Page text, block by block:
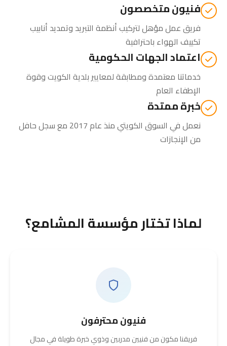
فنيون متخصصون
فريق عمل مؤهل لتركيب أنظمة التبريد وتمديد أنابيب
تكييف الهواء باحترافية
اعتماد الجهات الحكومية
خدماتنا معتمدة ومطابقة لمعايير بلدية الكويت وقوة
الإطفاء العام
خبرة ممتدة
نعمل في السوق الكويتي منذ عام 2017 مع سجل حافل
من الإنجازات
لماذا تختار مؤسسة المشامع؟
فنيون محترفون
فريقنا مكون من فنيين مدربين وذوي خبرة طويلة في مجال